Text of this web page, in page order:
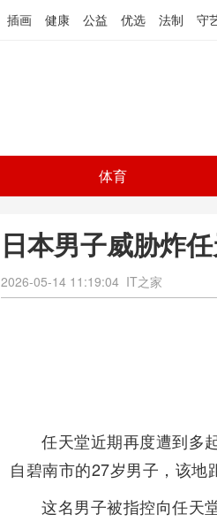
插画 健康 公益 优选 法制 守
体育
日本男子威胁炸
2026-05-14 11:19:04 IT之家
任天堂近期再度遭到多
自碧南市的27岁男子，该地
这名男子被指控向任天